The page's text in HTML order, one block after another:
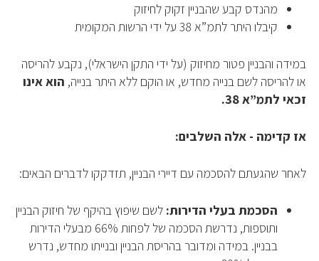
מהנדס קבע שהבניין זקוק לחיזוק
קיבלו היתר לתמ”א 38 על ידי הרשות המקומית
במידה והבניין פטור מחיזוק (על ידי התקן הישראלי), נקבע להריסה
או להריסה לשם בנייה מחדש, או הוקם ללא היתר בנייה, הוא אינו
זכאי לתמ”א 38.
אז קדימה - אלה השלבים:
לאחר שהגעתם להסכמה עם דיירי הבניין, תזדקקו לדברים הבאים:
הסכמת בעלי הדירות: לשם שיפוץ בהיקף של חיזוק הבניין
ותוספות, נדרשת הסכמה של לפחות 66% מבעלי הדירות
בבניין. במידה ומדובר בהריסת הבניין ובנייתו מחדש, נדרש